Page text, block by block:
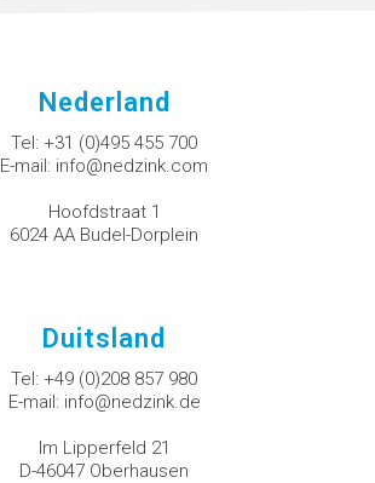
Nederland
Tel: +31 (0)495 455 700
E-mail: info@nedzink.com
Hoofdstraat 1
6024 AA Budel-Dorplein
Duitsland
Tel: +49 (0)208 857 980
E-mail: info@nedzink.de
Im Lipperfeld 21
D-46047 Oberhausen